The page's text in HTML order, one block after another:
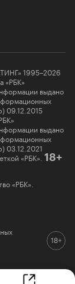
1995–2026
«РБК»
выдано
09.12.2015
выдано
03.12.2021
«РБК». 18+
«РБК».